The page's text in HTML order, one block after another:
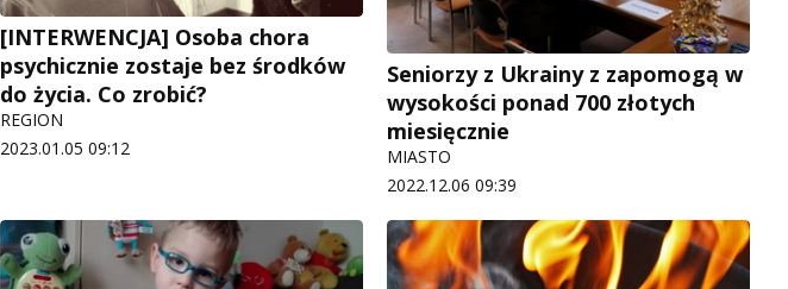
[INTERWENCJA] Osoba chora
psychicznie zostaje bez środków
do życia. Co zrobić?
REGION
2023.01.05 09:12
Seniorzy z Ukrainy z zapomogą w
wysokości ponad 700 złotych
miesięcznie
MIASTO
2022.12.06 09:39